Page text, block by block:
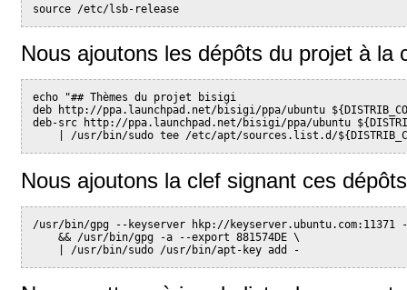
source /etc/lsb-release
Nous ajoutons les dépôts du projet à la
echo "## Thèmes du projet bisigi
deb http://ppa.launchpad.net/bisigi/ppa/ubuntu
deb-src http://ppa.launchpad.net/bisigi/ppa/ubuntu
| /usr/bin/sudo tee /etc/apt/sources.list.d/
Nous ajoutons la clef signant ces
/usr/bin/gpg --keyserver hkp://keyserver.ubuntu.com:11371
    && /usr/bin/gpg -a --export 881574DE \
    | /usr/bin/sudo /usr/bin/apt-key add -